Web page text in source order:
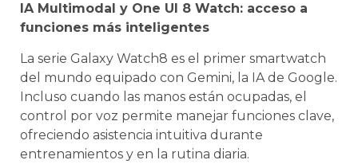
IA Multimodal y One UI 8 Watch: acceso a
funciones más inteligentes
La serie Galaxy Watch8 es el primer smartwatch
del mundo equipado con Gemini, la IA de Google.
Incluso cuando las manos están ocupadas, el
control por voz permite manejar funciones clave,
ofreciendo asistencia intuitiva durante
entrenamientos y en la rutina diaria.